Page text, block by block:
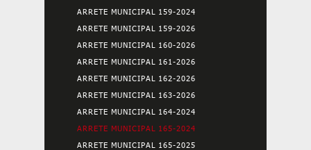
ARRETE MUNICIPAL 159-2024
ARRETE MUNICIPAL 159-2026
ARRETE MUNICIPAL 160-2026
ARRETE MUNICIPAL 161-2026
ARRETE MUNICIPAL 162-2026
ARRETE MUNICIPAL 163-2026
ARRETE MUNICIPAL 164-2024
ARRETE MUNICIPAL 165-2024
ARRETE MUNICIPAL 165-2025